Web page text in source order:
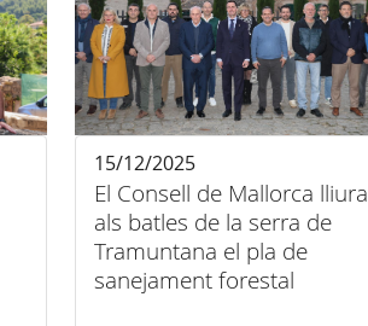
El Consell de Mallorca lliura
als batles de la serra de
Tramuntana el pla de
sanejament forestal
15/12/2025